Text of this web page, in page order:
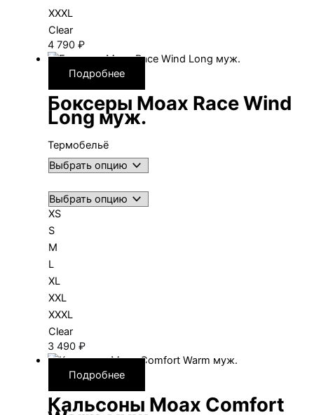
XXXL
Clear
4 790 ₽
Подробнее
Боксеры Moax Race Wind
Long муж.
Термобельё
XS
S
M
L
XL
XXL
XXXL
Clear
3 490 ₽
Подробнее
Кальсоны Moax Comfort